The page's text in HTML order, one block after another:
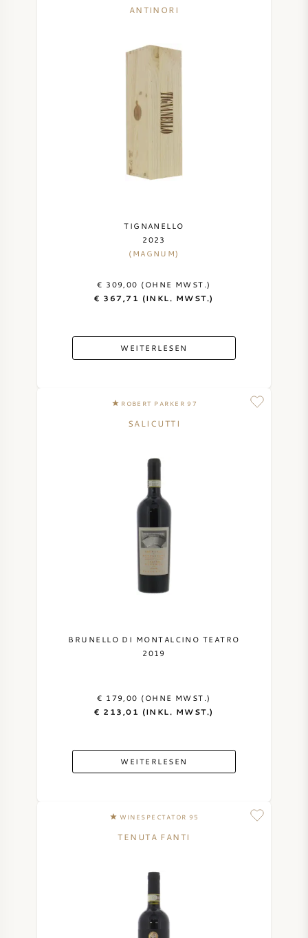
ANTINORI
TIGNANELLO
2023
(MAGNUM)
€ 309,00 (OHNE MWST.)
€ 367,71 (INKL. MWST.)
WEITERLESEN
ROBERT PARKER 97
SALICUTTI
BRUNELLO DI MONTALCINO TEATRO
2019
€ 179,00 (OHNE MWST.)
€ 213,01 (INKL. MWST.)
WEITERLESEN
WINESPECTATOR 95
TENUTA FANTI